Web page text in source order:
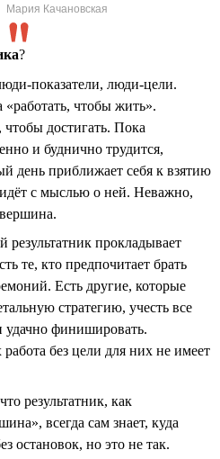
Мария Качановская
?
показатели, люди-цели.
чтобы жить».
чтобы достигать. Пока
и буднично трудится,
день приближает себя к взятию
с мыслью о ней. Неважно,
прокладывает
те, кто предпочитает брать
Есть другие, которые
стратегию, учесть все
финишировать.
без цели для них не имеет
результатник, как
всегда сам знает, куда
остановок, но это не так.